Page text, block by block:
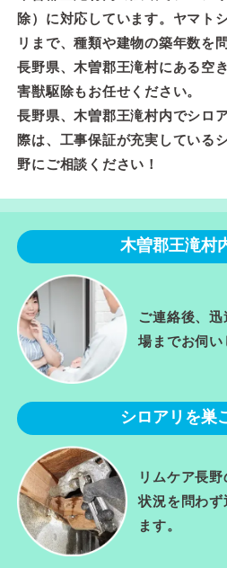
除）に対応しています。ヤマト
リまで、種類や建物の築年数を
長野県、木曽郡王滝村にある空
害獣駆除もお任せください。
長野県、木曽郡王滝村内でシロ
際は、工事保証が充実している
野にご相談ください！
木曽郡王滝村
ご連絡後、
場までお伺い
シロアリを巣
リムケア長
状況を問わず
ます。